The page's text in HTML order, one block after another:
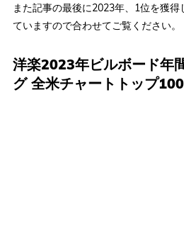
また記事の最後に2023年、1位を獲得
ていますので合わせてご覧ください。
洋楽2023年ビルボード年
グ 全米チャートトップ